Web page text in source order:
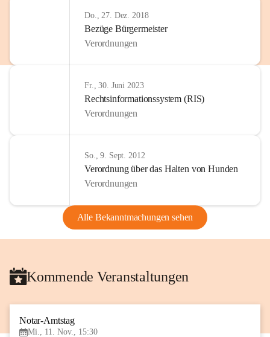
Do., 27. Dez. 2018
Bezüge Bürgermeister
Verordnungen
Fr., 30. Juni 2023
Rechtsinformationssystem (RIS)
Verordnungen
So., 9. Sept. 2012
Verordnung über das Halten von Hunden
Verordnungen
Alle Bekanntmachungen sehen
Kommende Veranstaltungen
Notar-Amtstag
Mi., 11. Nov., 15:30